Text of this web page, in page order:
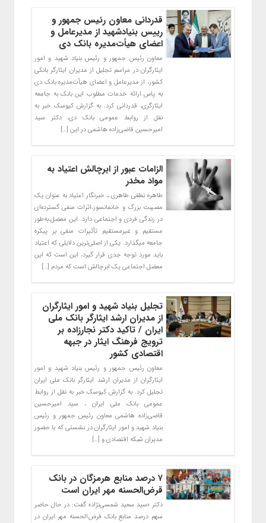
قدردانی معاون رئیس جمهور و
رییس بنیادشهید از مدیرعامل و
اعضای هیأت‌مدیره بانک دی
معاون رئیس جمهور و رئیس بنیاد شهید و امور
ایثارگران در مراسم تجلیل از مدیران ایثارگر بانکی
کشور، از مدیرعامل و اعضای هیأت‌مدیره بانک دی
به پاس ارائه خدمات مطلوب این بانک به جامعه
ایثارگری، قدردانی کرد. به گزارش کیوسک خبر به
نقل از روابط عمومی بانک دی، دکتر سید
امیرحسین قاضی‌زاده هاشمی در این […]
الزامات عبور از ابرچالش اعتیاد به
مواد مخدر
طاهره نطقی طاهری ـ خبرنگار اعتیاد به عنوان یک
مصیبت بزرگ و خانمانسوز،اثرات منفی گسترده‌ای
در زندگی فردی و اجتماعی دارد. این معضل،به‌طور
مستقیم و غیرمستقیم تأثیرات منفی بر پیکره
جامعه میگذارد. یکی از اصلی‌ترین دلایلی که اعتیاد
باید مورد توجه جدی قرار گیرد، این است که این
معضل اجتماعی یک ابرچالش است که مردم […]
تجلیل بنیاد شهید و امور ایثارگران
از مدیران ارشد ایثارگر بانک ملی
ایران / تاکید دکتر نجارزاده بر
ترویج فرهنگ ایثار در جبهه
اقتصادی کشور
معاون رئیس جمهور و رئیس بنیاد شهید و امور
ایثارگران از مدیران ارشد ایثارگر بانک ملی ایران
تجلیل کرد. به گزارش کیوسک خبر به نقل از روابط
عمومی بانک ملی ایران ، سید امیرحسین
قاضی‌زاده هاشمی معاون رئیس جمهور و رئیس
بنیاد شهید و امور ایثارگران در نشستی که با حضور
مدیران شبکه اقتصادی و […]
۷ درصد منابع هرمزگان در بانک
قرض‌الحسنه مهر ایران است
دکتر «سید سعید شمسی‌نژاد» گفت: در حال حاضر
سهم درصد منابع بانک قرض‌الحسنه مهر ایران در